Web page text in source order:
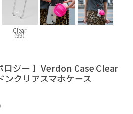
Clear
(99)
ロジー 】Verdon Case Clear
クリアスマホケース